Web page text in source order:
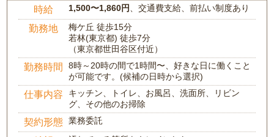
時給 1,500〜1,860円 、交通費支給、前払い制度あり
勤務地
梅ケ丘 徒歩15分
若林(東京都) 徒歩7分
（東京都世田谷区付近）
勤務時間
8時～20時の間で1時間〜、好きな日に働くこと
が可能です。(候補の日時から選択)
仕事内容
キッチン、トイレ、お風呂、洗面所、リビン
グ、その他のお掃除
契約形態 業務委託